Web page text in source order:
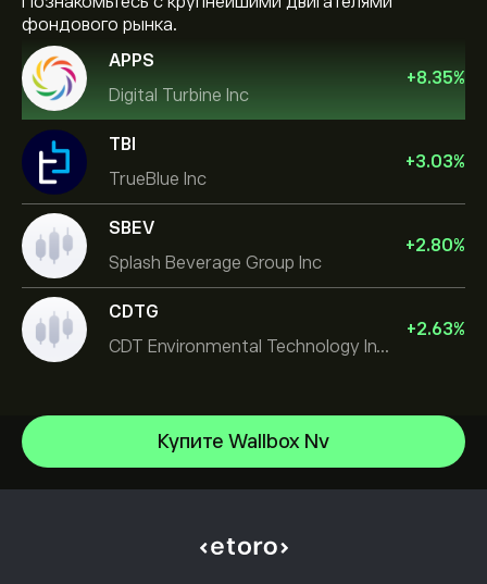
фондового рынка.
APPS
Digital Turbine Inc
+8.35%
TBI
TrueBlue Inc
+3.03%
SBEV
Splash Beverage Group Inc
+2.80%
CDTG
CDT Environmental Technology Investment Holdings L
+2.63%
Купите Wallbox Nv
Micron Technology, Inc.
JPMorgan Chase & Co
Центр помощи
Как вывести средства
Как работает CopyTrading